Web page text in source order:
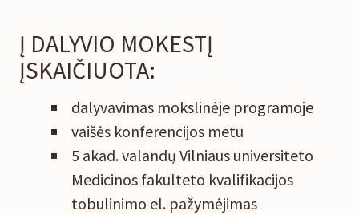
Į DALYVIO MOKESTĮ
ĮSKAIČIUOTA:
dalyvavimas mokslinėje programoje
vaišės konferencijos metu
5 akad. valandų Vilniaus universiteto
Medicinos fakulteto kvalifikacijos
tobulinimo el. pažymėjimas